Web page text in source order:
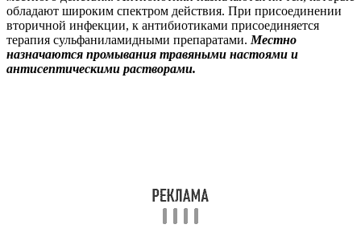
обладают широким спектром действия. При присоединении
вторичной инфекции, к антибиотиками присоединяется
терапия сульфаниламидными препаратами. Местно
назначаются промывания травяными настоями и
антисептическими растворами.